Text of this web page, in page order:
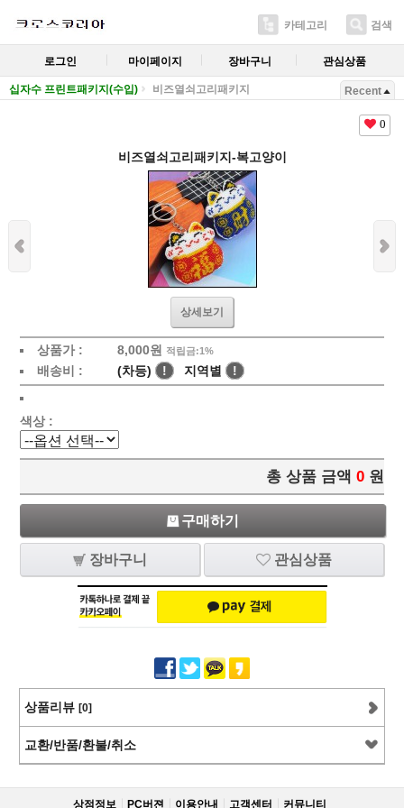
카테고리 검색
로그인 마이페이지 장바구니 관심상품
십자수 프린트패키지(수입) 비즈열쇠고리패키지 Recent
0
비즈열쇠고리패키지-복고양이
상세보기
상품가 : 8,000원 적립금:1%
배송비 : (차등) ! 지역별 !
색상 :
총 상품 금액 0 원
구매하기
장바구니 관심상품
상품리뷰 [0]
교환/반품/환불/취소
상점정보 PC버젼 이용안내 고객센터 커뮤니티